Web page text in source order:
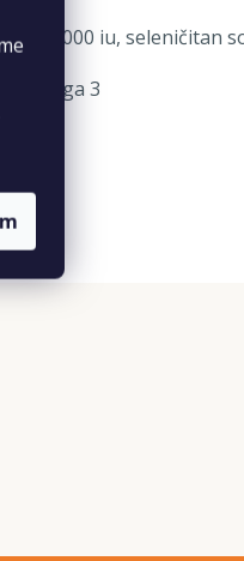
A 27000 iu,
omega 3